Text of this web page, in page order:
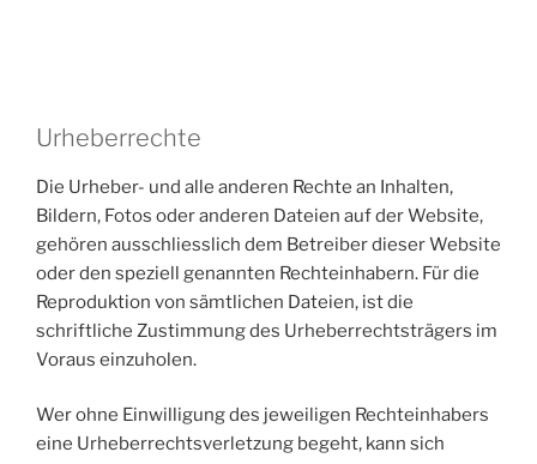
Urheberrechte
Die Urheber- und alle anderen Rechte an Inhalten,
Bildern, Fotos oder anderen Dateien auf der Website,
gehören ausschliesslich dem Betreiber dieser Website
oder den speziell genannten Rechteinhabern. Für die
Reproduktion von sämtlichen Dateien, ist die
schriftliche Zustimmung des Urheberrechtsträgers im
Voraus einzuholen.
Wer ohne Einwilligung des jeweiligen Rechteinhabers
eine Urheberrechtsverletzung begeht, kann sich